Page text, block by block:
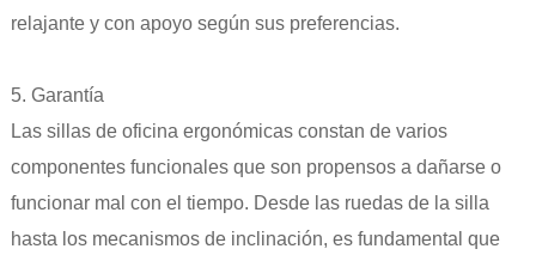
relajante y con apoyo según sus preferencias.
5. Garantía
Las sillas de oficina ergonómicas constan de varios
componentes funcionales que son propensos a dañarse o
funcionar mal con el tiempo. Desde las ruedas de la silla
hasta los mecanismos de inclinación, es fundamental que